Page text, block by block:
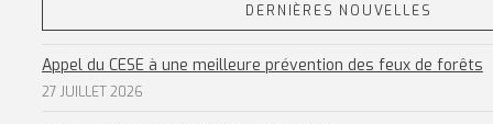
DERNIÈRES NOUVELLES
Appel du CESE à une meilleure prévention des feux de forêts
27 JUILLET 2026